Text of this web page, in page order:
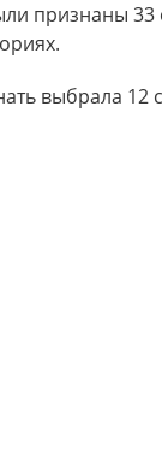
признаны
выбрала